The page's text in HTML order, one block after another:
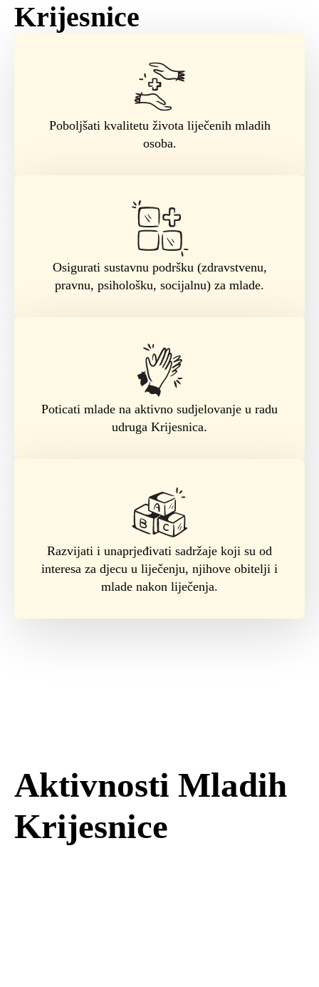
Krijesnice
Poboljšati kvalitetu života liječenih mladih
osoba.
Osigurati sustavnu podršku (zdravstvenu,
pravnu, psihološku, socijalnu) za mlade.
Poticati mlade na aktivno sudjelovanje u radu
udruga Krijesnica.
Razvijati i unaprjeđivati sadržaje koji su od
interesa za djecu u liječenju, njihove obitelji i
mlade nakon liječenja.
Aktivnosti Mladih
Krijesnice